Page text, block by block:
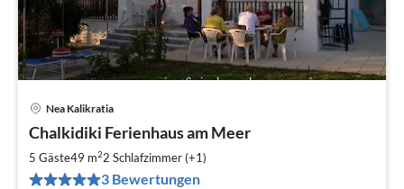
Nea Kalikratia
Chalkidiki Ferienhaus am Meer
5 Gäste49 m22 Schlafzimmer (+1)
3 Bewertungen